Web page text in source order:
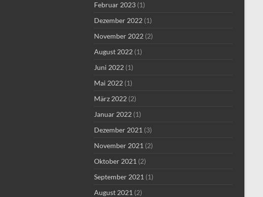
Februar 2023 (1)
Dezember 2022 (1)
November 2022 (2)
August 2022 (1)
Juni 2022 (1)
Mai 2022 (1)
März 2022 (2)
Januar 2022 (1)
Dezember 2021 (3)
November 2021 (2)
Oktober 2021 (2)
September 2021 (1)
August 2021 (2)